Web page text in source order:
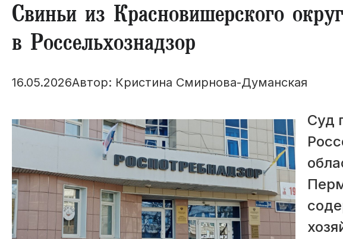
Свиньи из Красновишерского
в Россельхознадзор
16.05.2026Автор: Кристина Смирнова-Думанская
Суд